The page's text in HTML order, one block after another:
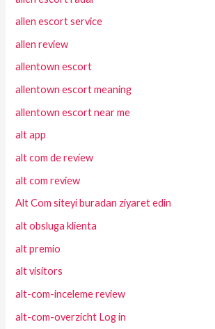
allen escort service
allen review
allentown escort
allentown escort meaning
allentown escort near me
alt app
alt com de review
alt com review
Alt Com siteyi buradan ziyaret edin
alt obsluga klienta
alt premio
alt visitors
alt-com-inceleme review
alt-com-overzicht Log in